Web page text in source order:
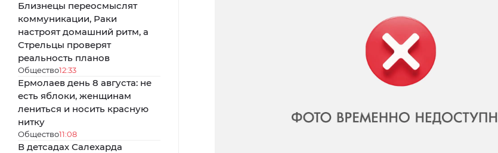
Близнецы переосмыслят
коммуникации, Раки
настроят домашний ритм, а
Стрельцы проверят
реальность планов
Общество12:33
Ермолаев день 8 августа: не
есть яблоки, женщинам
лениться и носить красную
нитку
Общество11:08
В детсадах Салехарда